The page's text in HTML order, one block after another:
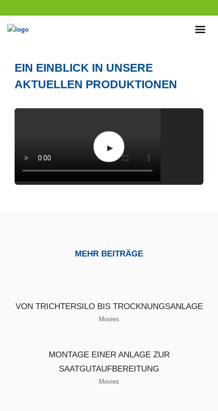
EIN EINBLICK IN UNSERE
AKTUELLEN PRODUKTIONEN
MEHR BEITRÄGE
VON TRICHTERSILO BIS TROCKNUNGSANLAGE
Movies
MONTAGE EINER ANLAGE ZUR
SAATGUTAUFBEREITUNG
Movies